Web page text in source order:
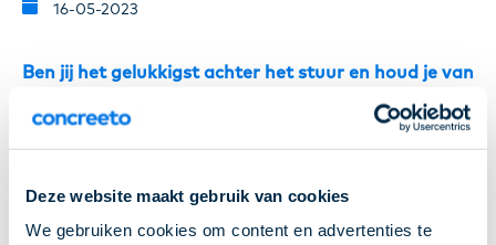
Deze website maakt gebruik van cookies
We gebruiken cookies om content en advertenties te
16-05-2023
Ben jij het gelukkigst achter het stuur en houd je van
kilometers vreten? Dan is een baan als chauffeur
jou op het lijf geschreven! Van CE-chauffeur tot C-
betonmixer. Naar welke baan ben jij onderweg? In
deze blog zetten we alle informatie die je nodig hebt